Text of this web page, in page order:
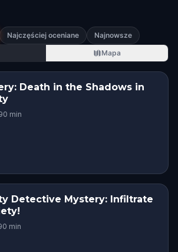
Najczęściej oceniane
Najnowsze
Mapa
Death in the Shadows in
min
Detective Mystery: Infiltrate
min